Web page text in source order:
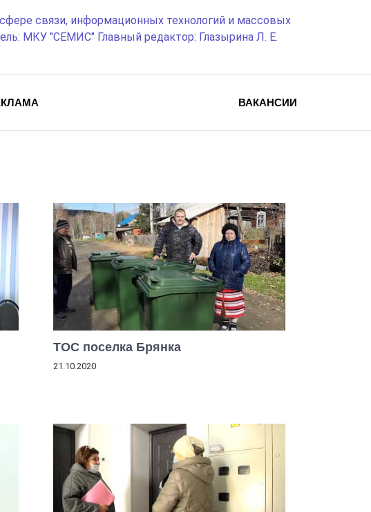
связи, информационных технологий и массовых
МКУ "СЕМИС" Главный редактор: Глазырина Л. Е.
ВАКАНСИИ
ТОС поселка Брянка
21.10.2020